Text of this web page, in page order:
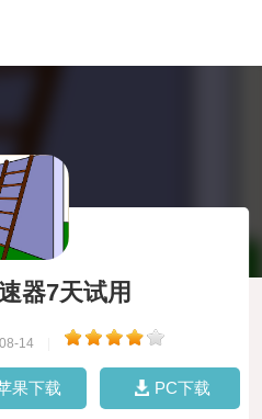
器7天试用
14
果下载 PC下载